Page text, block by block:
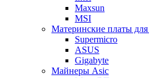
Maxsun
MSI
Материнские платы для
Supermicro
ASUS
Gigabyte
Майнеры Asic